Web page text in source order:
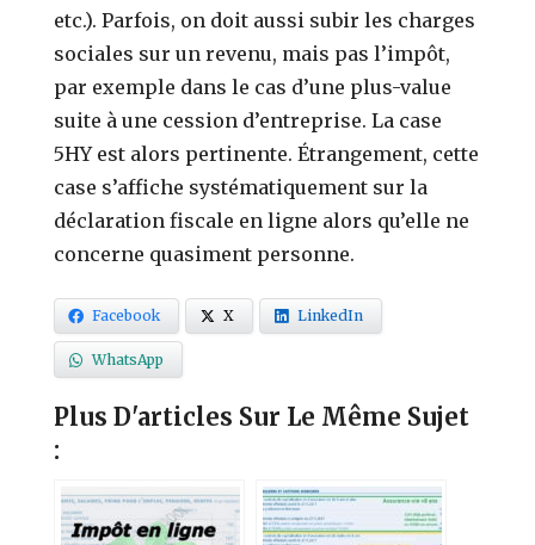
etc.). Parfois, on doit aussi subir les charges
sociales sur un revenu, mais pas l’impôt,
par exemple dans le cas d’une plus-value
suite à une cession d’entreprise. La case
5HY est alors pertinente. Étrangement, cette
case s’affiche systématiquement sur la
déclaration fiscale en ligne alors qu’elle ne
concerne quasiment personne.
Facebook X LinkedIn
WhatsApp
Plus D'articles Sur Le Même Sujet
: